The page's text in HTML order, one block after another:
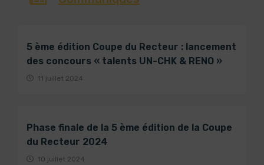
5 ème édition Coupe du Recteur : lancement
des concours « talents UN-CHK & RENO »
11 juillet 2024
Phase finale de la 5 ème édition de la Coupe
du Recteur 2024
10 juillet 2024